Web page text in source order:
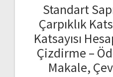
Standart
Çarpıklık
Katsayısı
Çizdirme –
Makale,